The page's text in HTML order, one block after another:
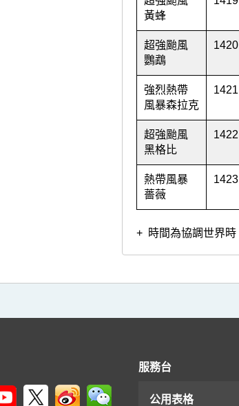
黃蜂
超強颱風
鸚鵡
1420
強烈熱帶
風暴森拉克
1421
超強颱風
黑格比
1422
熱帶風暴
薔薇
1423
+ 時間為協調世界時
服務台
公用表格